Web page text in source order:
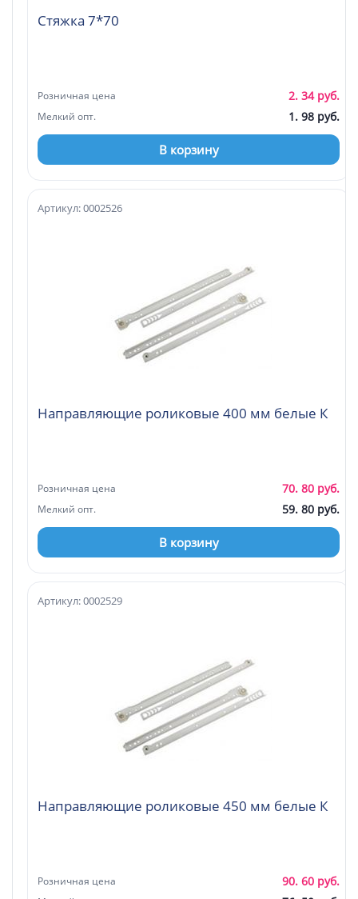
Стяжка 7*70
Розничная цена 2. 34 руб.
Мелкий опт. 1. 98 руб.
В корзину
Направляющие роликовые 400 мм белые К
Артикул: 0002526
Розничная цена 70. 80 руб.
Мелкий опт. 59. 80 руб.
В корзину
Направляющие роликовые 450 мм белые К
Артикул: 0002529
Розничная цена 90. 60 руб.